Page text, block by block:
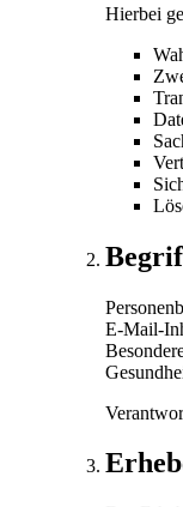
Hierbei
E-Mail-